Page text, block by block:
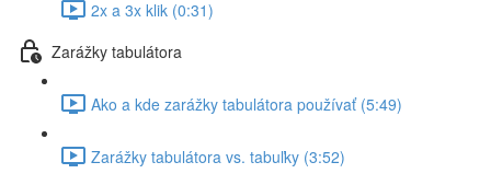
2x a 3x klik (0:31)
Zarážky tabulátora
Ako a kde zarážky tabulátora používať (5:49)
Zarážky tabulátora vs. tabuľky (3:52)